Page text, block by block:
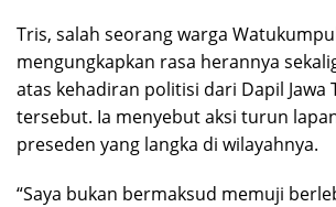
​Tris, salah seorang warga
mengungkapkan rasa herannya
atas kehadiran politisi dari Dapil Jawa
tersebut. Ia menyebut aksi turun
preseden yang langka di wilayahnya.
​“Saya bukan bermaksud memuji